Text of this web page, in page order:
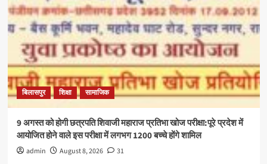
बिलासपुर शिक्षा सामाजिक
9 अगस्त को होगी छत्रपति शिवाजी महाराज प्रतिभा खोज परीक्षा:पूरे प्रदेश में
आयोजित होने वाले इस परीक्षा में लगभग 1200 बच्चे होंगे शामिल
admin August 8, 2026 31